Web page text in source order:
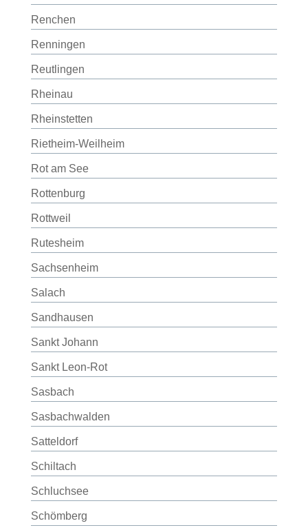
Renchen
Renningen
Reutlingen
Rheinau
Rheinstetten
Rietheim-Weilheim
Rot am See
Rottenburg
Rottweil
Rutesheim
Sachsenheim
Salach
Sandhausen
Sankt Johann
Sankt Leon-Rot
Sasbach
Sasbachwalden
Satteldorf
Schiltach
Schluchsee
Schömberg